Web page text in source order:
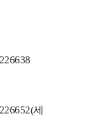
세